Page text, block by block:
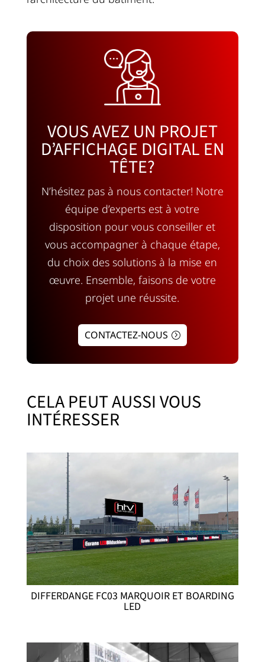
VOUS AVEZ UN PROJET
D’AFFICHAGE DIGITAL EN
TÊTE?
N’hésitez pas à nous contacter! Notre
équipe d’experts est à votre
disposition pour vous conseiller et
vous accompagner à chaque étape,
du choix des solutions à la mise en
œuvre. Ensemble, faisons de votre
projet une réussite.
CONTACTEZ-NOUS
CELA PEUT AUSSI VOUS
INTÉRESSER
DIFFERDANGE FC03 MARQUOIR ET BOARDING
LED